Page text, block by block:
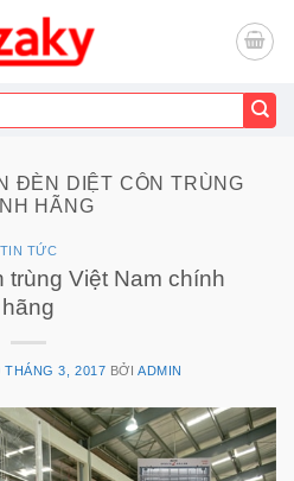
ĐÈN DIỆT CÔN TRÙNG
HÃNG
TIN TỨC
trùng Việt Nam chính
hãng
THÁNG 3, 2017 BỞIADMIN